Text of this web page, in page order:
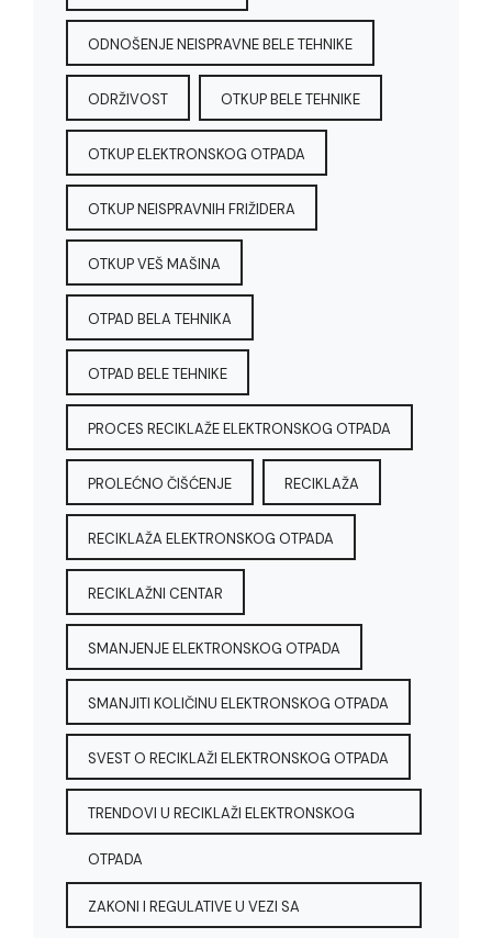
ODNOŠENJE NEISPRAVNE BELE TEHNIKE
ODRŽIVOST OTKUP BELE TEHNIKE
OTKUP ELEKTRONSKOG OTPADA
OTKUP NEISPRAVNIH FRIŽIDERA
OTKUP VEŠ MAŠINA
OTPAD BELA TEHNIKA
OTPAD BELE TEHNIKE
PROCES RECIKLAŽE ELEKTRONSKOG OTPADA
PROLEĆNO ČIŠĆENJE RECIKLAŽA
RECIKLAŽA ELEKTRONSKOG OTPADA
RECIKLAŽNI CENTAR
SMANJENJE ELEKTRONSKOG OTPADA
SMANJITI KOLIČINU ELEKTRONSKOG OTPADA
SVEST O RECIKLAŽI ELEKTRONSKOG OTPADA
TRENDOVI U RECIKLAŽI ELEKTRONSKOG
OTPADA
ZAKONI I REGULATIVE U VEZI SA